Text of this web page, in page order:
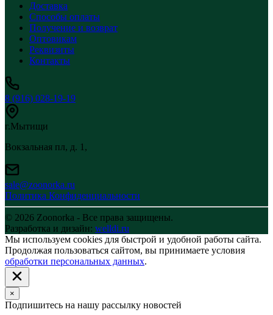
Доставка
Способы оплаты
Получение и возврат
Оптовикам
Реквизиты
Контакты
8 (916) 028-19-19
г.Мытищи
Вокзальная пл, д. 1,
sale@zoonorka.ru
Политика Конфиденциальности
© 2026 Zoonorka - Все права защищены.
Разработка и дизайн: welldi.ru
Мы используем cookies для быстрой и удобной работы сайта.
Продолжая пользоваться сайтом, вы принимаете условия
обработки персональных данных.
×
Подпишитесь на нашу рассылку новостей